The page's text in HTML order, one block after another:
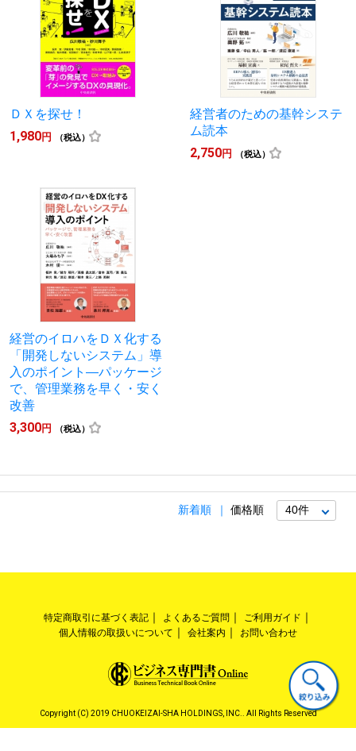
ＤＸを探せ！
1,980円 （税込）
経営者のための基幹システ
ム読本
2,750円 （税込）
経営のイロハをＤＸ化する
「開発しないシステム」導
入のポイント―パッケージ
で、管理業務を早く・安く
改善
3,300円 （税込）
新着順 価格順
特定商取引に基づく表記 よくあるご質問
ご利用ガイド
個人情報の取扱いについて
会社案内 お問い合わせ
Copyright (C) 2019 CHUOKEIZAI-SHA HOLDINGS, INC.. All Rights Reserved